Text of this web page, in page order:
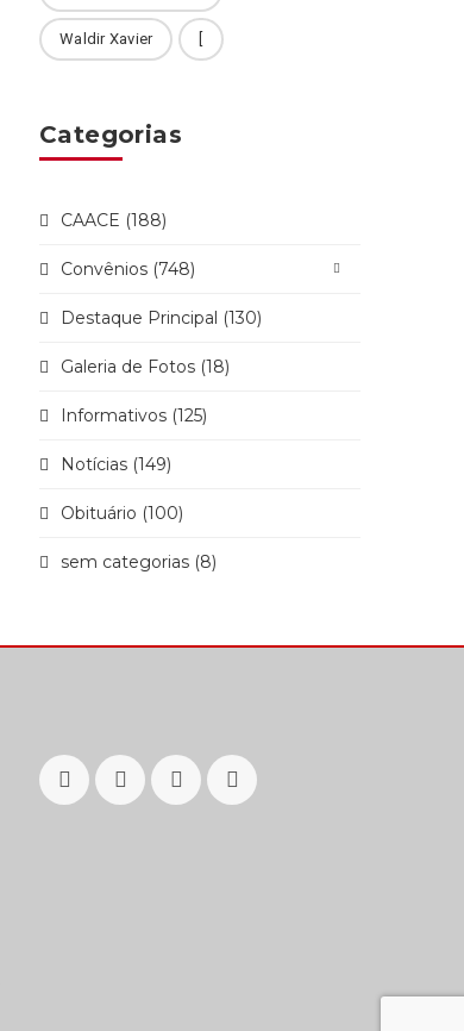
Waldir Xavier
Categorias
CAACE (188)
Convênios (748)
Destaque Principal (130)
Galeria de Fotos (18)
Informativos (125)
Notícias (149)
Obituário (100)
sem categorias (8)